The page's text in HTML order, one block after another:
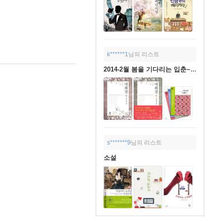
k******1님의 리스트
2014-2월 봄을 기다리는 입춘~ 책읽는 주말~
s*******9님의 리스트
소설